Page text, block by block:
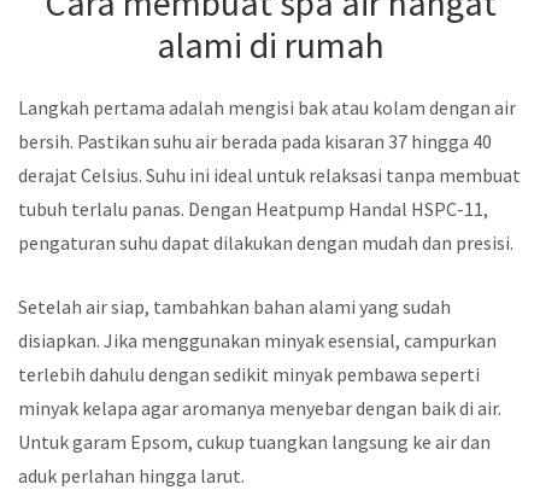
alami di rumah
Langkah pertama adalah mengisi bak atau kolam dengan air
bersih. Pastikan suhu air berada pada kisaran 37 hingga 40
derajat Celsius. Suhu ini ideal untuk relaksasi tanpa membuat
tubuh terlalu panas. Dengan Heatpump Handal HSPC-11,
pengaturan suhu dapat dilakukan dengan mudah dan presisi.
Setelah air siap, tambahkan bahan alami yang sudah
disiapkan. Jika menggunakan minyak esensial, campurkan
terlebih dahulu dengan sedikit minyak pembawa seperti
minyak kelapa agar aromanya menyebar dengan baik di air.
Untuk garam Epsom, cukup tuangkan langsung ke air dan
aduk perlahan hingga larut.